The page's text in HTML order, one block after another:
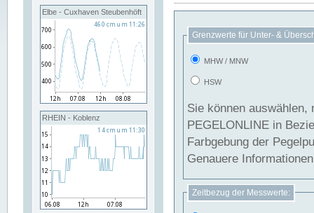
Elbe - Cuxhaven Steubenhöft
RHEIN - Koblenz
Grenzwerte für Unter- &
MHW / MNW
HSW
Sie können
PEGELONLINE in Beziehung
Farbgebung der
Genauere
Zeitbezug der Messwerte: